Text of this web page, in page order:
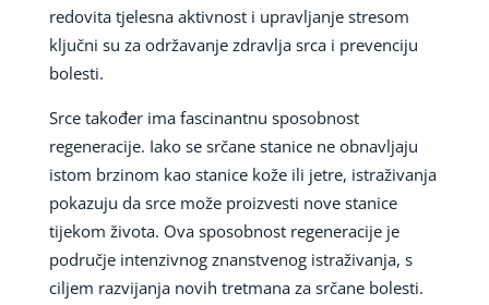
redovita tjelesna aktivnost i upravljanje stresom
ključni su za održavanje zdravlja srca i prevenciju
bolesti.
Srce također ima fascinantnu sposobnost
regeneracije. Iako se srčane stanice ne obnavljaju
istom brzinom kao stanice kože ili jetre, istraživanja
pokazuju da srce može proizvesti nove stanice
tijekom života. Ova sposobnost regeneracije je
područje intenzivnog znanstvenog istraživanja, s
ciljem razvijanja novih tretmana za srčane bolesti.